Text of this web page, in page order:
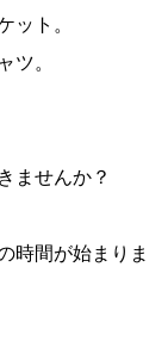
ット。
ツ。
ませんか？
時間が始まりま